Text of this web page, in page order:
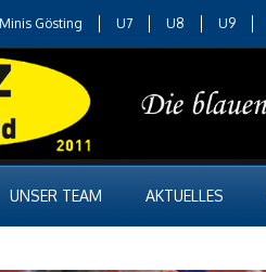
Gösting U7 U8 U9
UNSER TEAM AKTUELLES